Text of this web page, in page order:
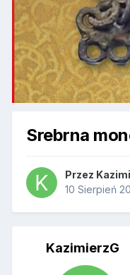
Srebrna
Przez
10 Sierpień
KazimierzG